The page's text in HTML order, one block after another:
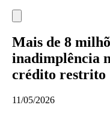
Mais de 8
inadimplência
crédito restrito
11/05/2026